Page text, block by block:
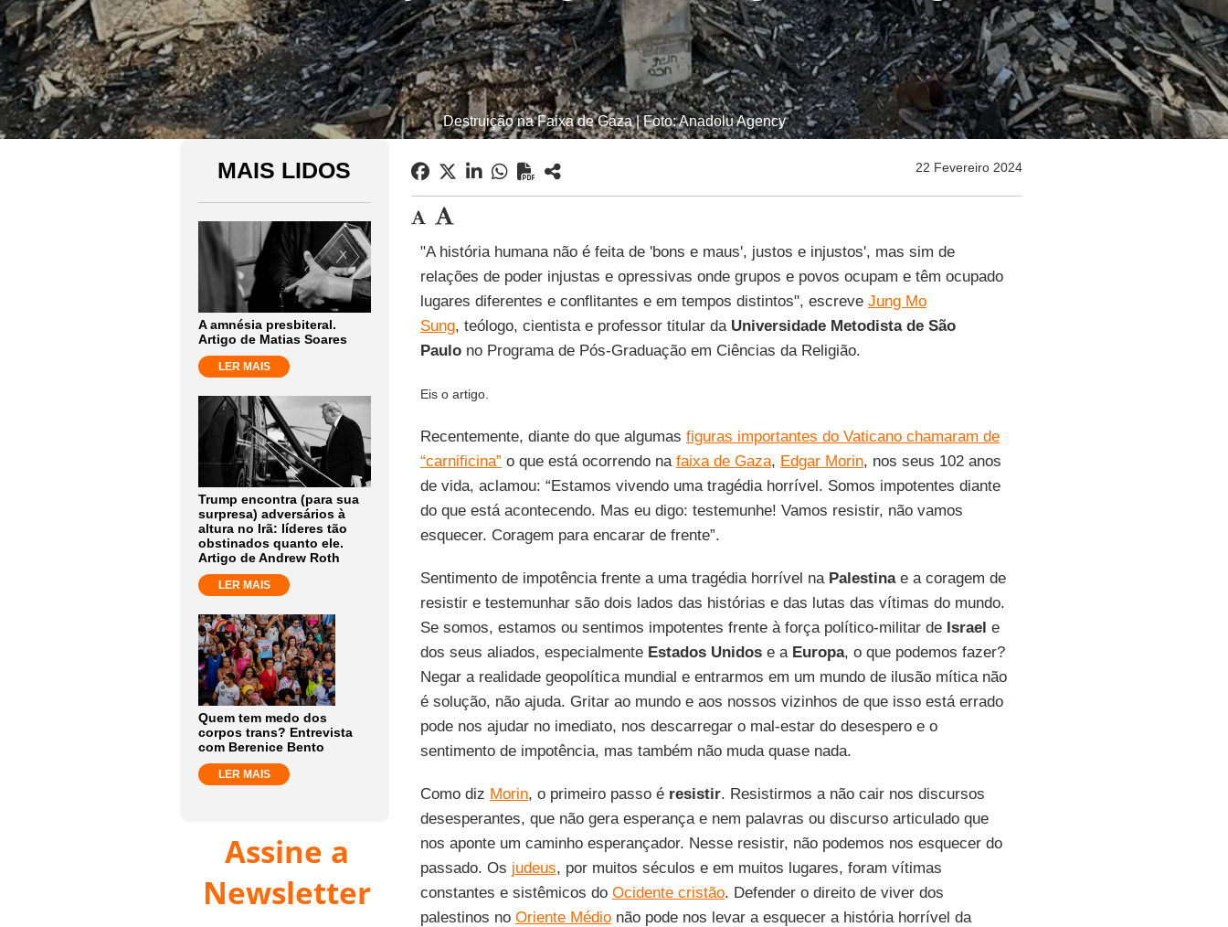
Destruição na Faixa de Gaza | Foto: Anadolu Agency
MAIS LIDOS
A amnésia presbiteral.
Artigo de Matias Soares
LER MAIS
Trump encontra (para sua
surpresa) adversários à
altura no Irã: líderes tão
obstinados quanto ele.
Artigo de Andrew Roth
LER MAIS
Quem tem medo dos
corpos trans? Entrevista
com Berenice Bento
LER MAIS
Assine a
Newsletter
22 Fevereiro 2024
"A história humana não é feita de 'bons e maus', justos e injustos', mas sim de
relações de poder injustas e opressivas onde grupos e povos ocupam e têm ocupado
lugares diferentes e conflitantes e em tempos distintos", escreve Jung Mo
Sung, teólogo, cientista e professor titular da Universidade Metodista de São
Paulono Programa de Pós-Graduação em Ciências da Religião.
Eis o artigo.
Recentemente, diante do que algumas figuras importantes do Vaticano chamaram de
“carnificina” o que está ocorrendo na faixa de Gaza, Edgar Morin, nos seus 102 anos
de vida, aclamou: “Estamos vivendo uma tragédia horrível. Somos impotentes diante
do que está acontecendo. Mas eu digo: testemunhe! Vamos resistir, não vamos
esquecer. Coragem para encarar de frente”.
Sentimento de impotência frente a uma tragédia horrível naPalestinae a coragem de
resistir e testemunhar são dois lados das histórias e das lutas das vítimas do mundo.
Se somos, estamos ou sentimos impotentes frente à força político-militar deIsrael e
dos seus aliados, especialmenteEstados Unidose a Europa, o que podemos fazer?
Negar a realidade geopolítica mundial e entrarmos em um mundo de ilusão mítica não
é solução, não ajuda. Gritar ao mundo e aos nossos vizinhos de que isso está errado
pode nos ajudar no imediato, nos descarregar o mal-estar do desespero e o
sentimento de impotência, mas também não muda quase nada.
Como diz Morin, o primeiro passo é resistir. Resistirmos a não cair nos discursos
desesperantes, que não gera esperança e nem palavras ou discurso articulado que
nos aponte um caminho esperançador. Nesse resistir, não podemos nos esquecer do
passado. Os judeus, por muitos séculos e em muitos lugares, foram vítimas
constantes e sistêmicos do Ocidente cristão. Defender o direito de viver dos
palestinos no Oriente Médionão pode nos levar a esquecer a história horrível da